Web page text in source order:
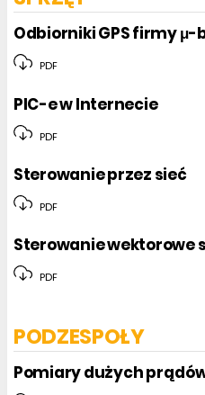
Odbiorniki GPS firmy μ-
PDF
PIC-e w Internecie
PDF
Sterowanie przez sieć
PDF
Sterowanie wektorowe
PDF
PODZESPOŁY
Pomiary dużych